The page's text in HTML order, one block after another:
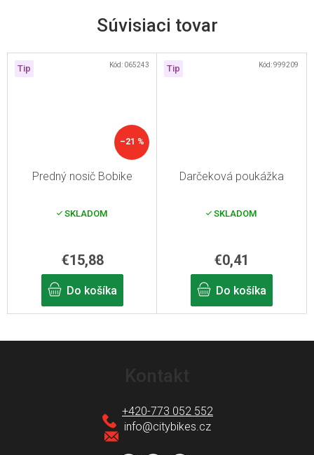
Súvisiaci tovar
Tip
–21 %
Predný nosič Bobike
SKLADOM
€15,88
Do košíka
Kód: 065243 Tip
Darčeková poukážka
SKLADOM
€0,41
Do košíka
Kód:999209
info@citybikes.cz
+420-773 052 552